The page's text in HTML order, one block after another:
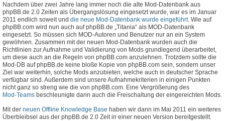
Nachdem über zwei Jahre lang immer noch die alte Mod-Datenbank aus
phpBB.de 2.0 Zeiten als Übergangslösung eingesetzt wurde, war es im Januar
2011 endlich soweit und die neue Mod-Datenbank wurde eingeführt. Wie auf
phpBB.com wird nun auch auf phpBB.de „Titania“ als MOD-Datenbank
eingesetzt. So müssen sich MOD-Autoren und Benutzer nur an ein System
gewöhnen. Zusammen mit der neuen Mod-Datenbank wurden auch die
Richtlinien zur Aufnahme und Validierung von Mods grundlegend überarbeitet,
um diese auch an die Regeln von phpBB.com anzulehnen. Trotzdem sollte die
Mod-DB auf phpBB.de keine bloße Kopie von phpBB.com sein, sondern unser
Ziel war weiterhin, solche Mods anzubieten, welche auch in deutscher Sprache
verfügbar sind. Außerdem sind unsere Aufnahmekriterien in einigen Punkten
nicht ganz so streng wie die von phpBB.com. Eine Vergrößerung des
Mod-Teams beschleunigte dann auch die Freischaltung der eingereichten Mods.
Mit der neuen Offline Knowledge Base haben wir dann im Mai 2011 ein weiteres
Überbleibsel aus der phpBB.de 2.0 Zeit in einer neuen Version bereitgestellt.